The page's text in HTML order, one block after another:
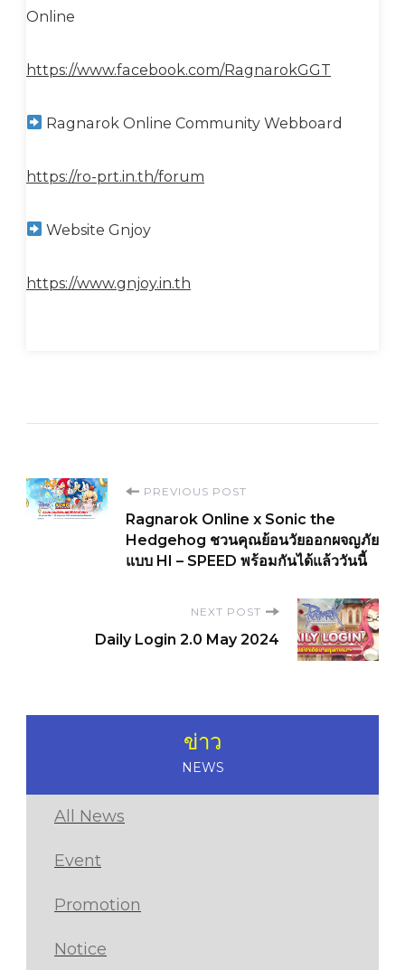
Online
https://www.facebook.com/RagnarokGGT
Ragnarok Online Community Webboard
https://ro-prt.in.th/forum
Website Gnjoy
https://www.gnjoy.in.th
Post
Navigation
PREVIOUS POST
Ragnarok Online x Sonic the
Hedgehog ชวนคุณย้อนวัยออกผจญภัย
แบบ HI – SPEED พร้อมกันได้แล้ววันนี้
NEXT POST
Daily Login 2.0 May 2024
ข่าว
NEWS
All News
Event
Promotion
Notice